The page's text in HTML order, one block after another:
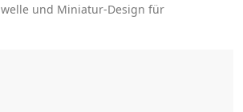
und Miniatur-Design für